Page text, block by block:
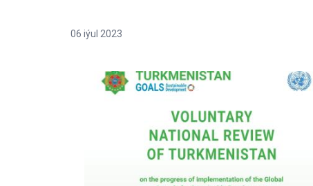
06 iýul 2023